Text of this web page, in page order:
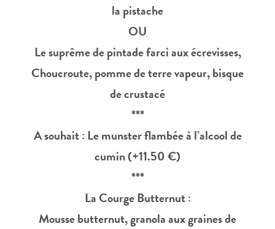
la pistache
OU
Le suprême de pintade farci aux écrevisses,
Choucroute, pomme de terre vapeur, bisque
de crustacé
***
A souhait : Le munster flambée à l’alcool de
cumin (+11.50 €)
***
La Courge Butternut :
Mousse butternut, granola aux graines de